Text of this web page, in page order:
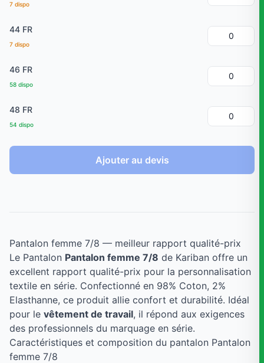
7 dispo
44 FR
7 dispo
46 FR
58 dispo
48 FR
54 dispo
Ajouter au devis
Pantalon femme 7/8 — meilleur rapport qualité-prix
Le Pantalon Pantalon femme 7/8 de Kariban offre un
excellent rapport qualité-prix pour la personnalisation
textile en série. Confectionné en 98% Coton, 2%
Elasthanne, ce produit allie confort et durabilité. Idéal
pour le vêtement de travail, il répond aux exigences
des professionnels du marquage en série.
Caractéristiques et composition du pantalon Pantalon
femme 7/8